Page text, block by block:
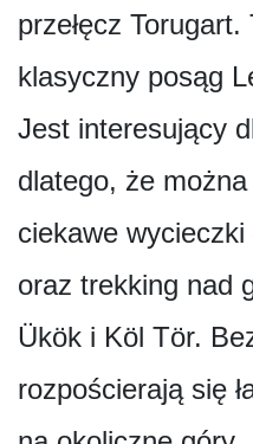
przełęcz
klasyczny posąg
Jest interesujący
dlatego, że
ciekawe
oraz trekking nad
Ükök i Köl Tör.
rozpościerają się